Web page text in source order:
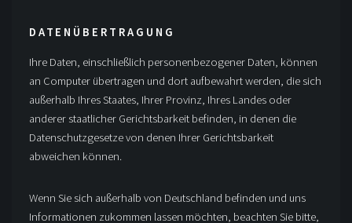
DATENÜBERTRAGUNG
Ihre Daten, einschließlich personenbezogener Daten, können
an Computer übertragen und dort aufbewahrt werden, die sich
außerhalb Ihres Staates, Ihrer Provinz, Ihres Landes oder
anderer staatlicher Gerichtsbarkeit befinden, in denen die
Datenschutzgesetze von denen Ihrer Gerichtsbarkeit
abweichen können.
Wenn Sie sich außerhalb von Deutschland befinden und uns
Informationen zukommen lassen möchten, beachten Sie bitte,